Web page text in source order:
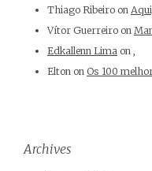
Thiago Ribeiro on
Vítor Guerreiro on
Edkallenn Lima on
Elton on Os 100
Archives